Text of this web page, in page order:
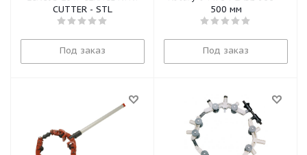
CUTTER - STL
Под заказ
500 мм
Под заказ